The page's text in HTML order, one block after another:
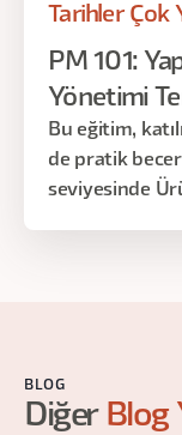
Tarihler Çok
PM 101:
Yönetimi
Bu eğitim,
de pratik
seviyesinde
BLOG
Diğer Blog